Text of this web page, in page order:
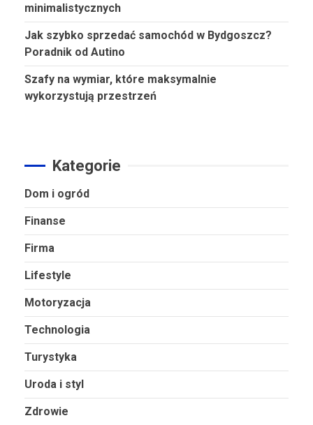
minimalistycznych
Jak szybko sprzedać samochód w Bydgoszcz?
Poradnik od Autino
Szafy na wymiar, które maksymalnie
wykorzystują przestrzeń
Kategorie
Dom i ogród
Finanse
Firma
Lifestyle
Motoryzacja
Technologia
Turystyka
Uroda i styl
Zdrowie